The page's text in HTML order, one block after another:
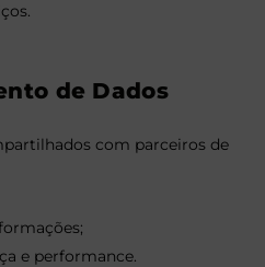
de Dados
com parceiros de
e performance.